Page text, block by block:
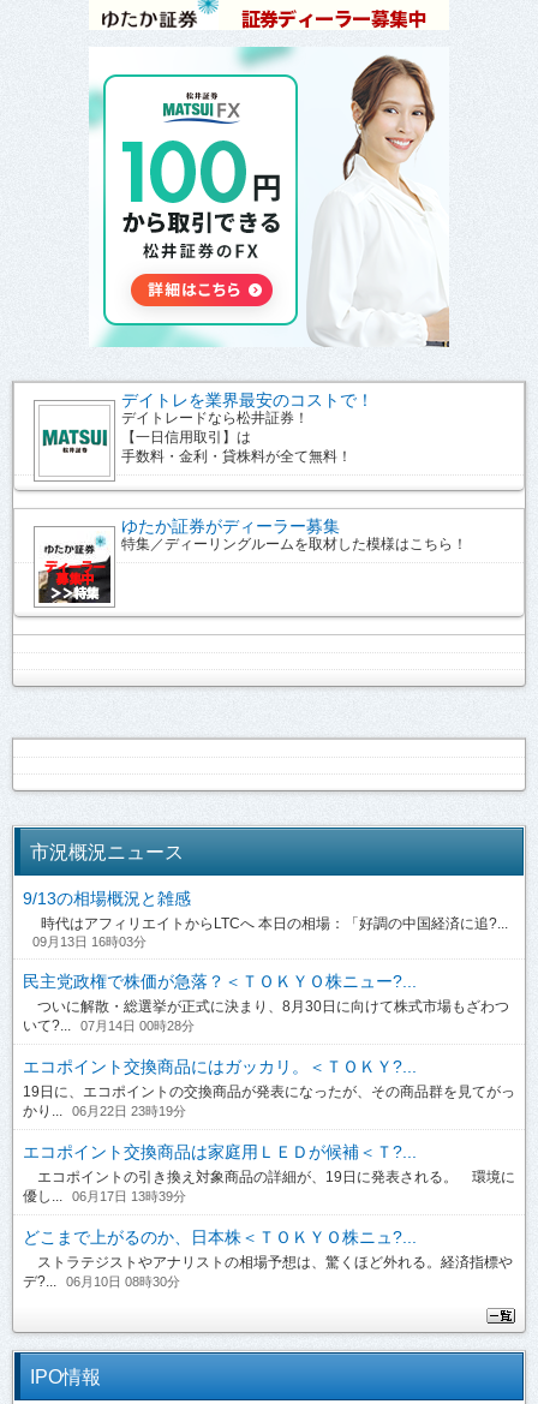
デイトレを業界最安のコストで！
デイトレードなら松井証券！
【一日信用取引】は
手数料・金利・貸株料が全て無料！
ゆたか証券がディーラー募集
特集／ディーリングルームを取材した模様はこちら！
市況概況ニュース
9/13の相場概況と雑感
時代はアフィリエイトからLTCへ 本日の相場：「好調の中国経済に追?...
09月13日 16時03分
民主党政権で株価が急落？＜ＴＯＫＹＯ株ニュー?...
ついに解散・総選挙が正式に決まり、8月30日に向けて株式市場もざわつ
いて?...
07月14日 00時28分
エコポイント交換商品にはガッカリ。＜ＴＯＫＹ?...
19日に、エコポイントの交換商品が発表になったが、その商品群を見てがっ
かり...
06月22日 23時19分
エコポイント交換商品は家庭用ＬＥＤが候補＜Ｔ?...
エコポイントの引き換え対象商品の詳細が、19日に発表される。 環境に
優し...
06月17日 13時39分
どこまで上がるのか、日本株＜ＴＯＫＹＯ株ニュ?...
ストラテジストやアナリストの相場予想は、驚くほど外れる。経済指標や
デ?...
06月10日 08時30分
IPO情報